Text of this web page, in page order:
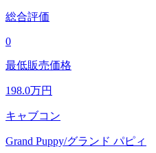
総合評価
0
最低販売価格
198.0万円
キャブコン
Grand Puppy/グランド パピィ